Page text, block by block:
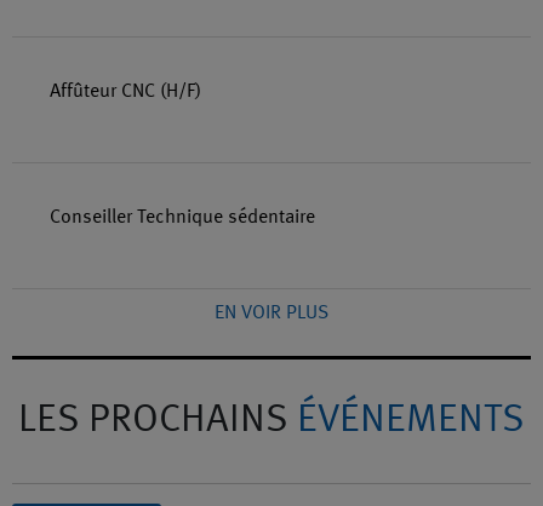
Affûteur CNC (H/F)
Conseiller Technique sédentaire
EN VOIR PLUS
LES PROCHAINS ÉVÉNEMENTS